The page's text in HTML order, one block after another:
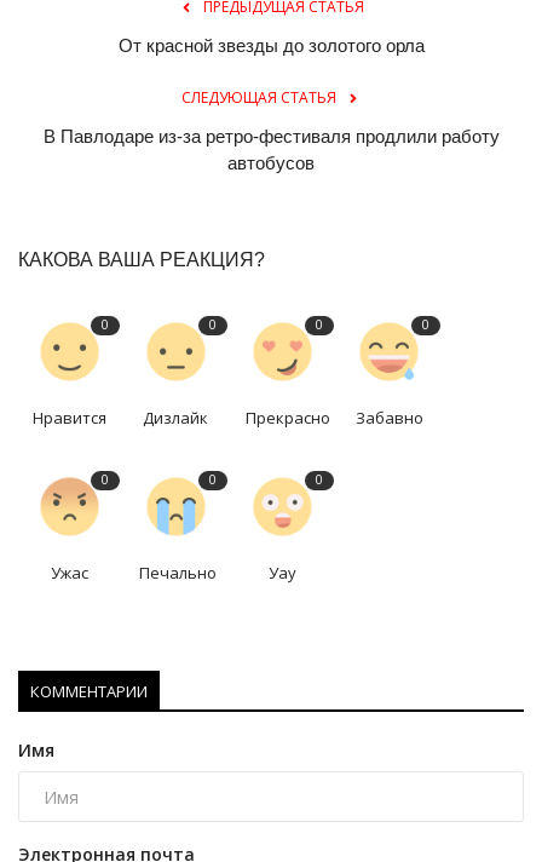
ПРЕДЫДУЩАЯ СТАТЬЯ
От красной звезды до золотого орла
СЛЕДУЮЩАЯ СТАТЬЯ
В Павлодаре из-за ретро-фестиваля продлили работу
автобусов
КАКОВА ВАША РЕАКЦИЯ?
0
Нравится
0
Дизлайк
0
Прекрасно
0
Забавно
0
Ужас
0
Печально
0
Уау
КОММЕНТАРИИ
Имя
Электронная почта